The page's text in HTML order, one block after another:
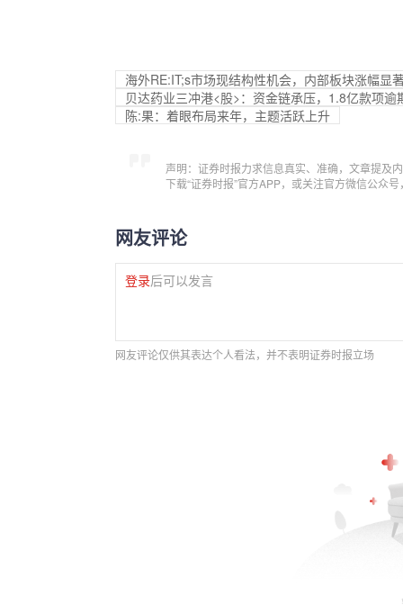
海外RE:IT;s市场现结构性机会，内部板块涨幅显
贝达药业三冲港<股>：资金链承压，1.8亿款项逾
陈:果：着眼布局来年，主题活跃上升
声明：证券时报力求信息真实、准确，文章提及
下载“证券时报”官方APP，或关注官方微信公众
网友评论
登录后可以发言
网友评论仅供其表达个人看法，并不表明证券时报立场